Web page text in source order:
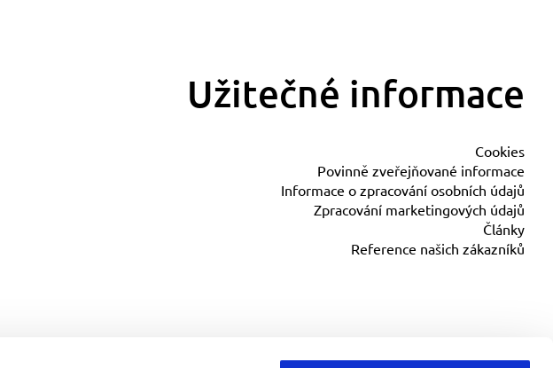
Užitečné informace
Cookies
Povinně zveřejňované informace
Informace o zpracování osobních údajů
Zpracování marketingových údajů
Články
Reference našich zákazníků